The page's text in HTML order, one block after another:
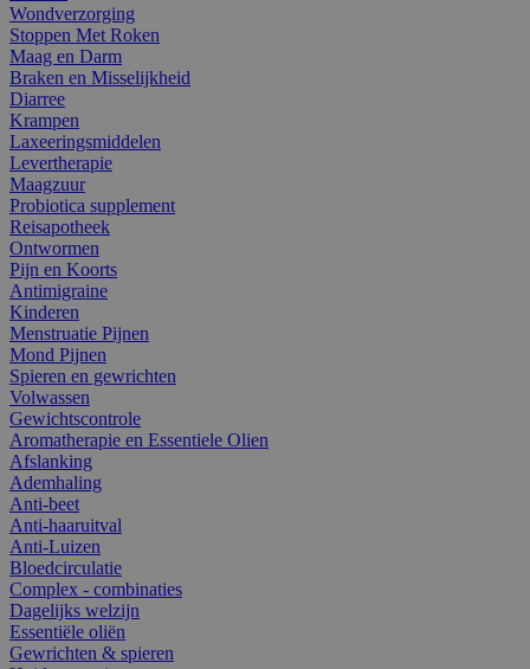
Wondverzorging
Stoppen Met Roken
Maag en Darm
Braken en Misselijkheid
Diarree
Krampen
Laxeeringsmiddelen
Levertherapie
Maagzuur
Probiotica supplement
Reisapotheek
Ontwormen
Pijn en Koorts
Antimigraine
Kinderen
Menstruatie Pijnen
Mond Pijnen
Spieren en gewrichten
Volwassen
Gewichtscontrole
Aromatherapie en Essentiele Olien
Afslanking
Ademhaling
Anti-beet
Anti-haaruitval
Anti-Luizen
Bloedcirculatie
Complex - combinaties
Dagelijks welzijn
Essentiële oliën
Gewrichten & spieren